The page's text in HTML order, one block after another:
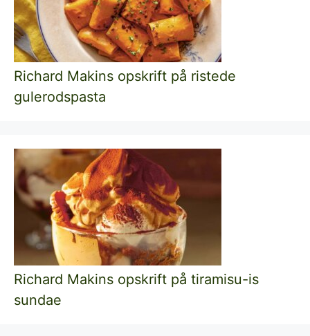
Richard Makins opskrift på ristede
gulerodspasta
Richard Makins opskrift på tiramisu-is
sundae